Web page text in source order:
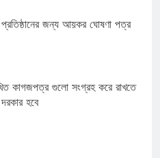
জন্য আয়কর ঘোষণা পত্র
কাগজপত্র গুলো সংগ্রহ করে রাখতে
হবে